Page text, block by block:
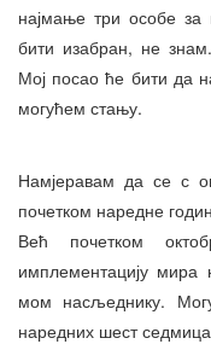
најмање три особе за
бити изабран, не
Мој посао ће бити да
могућем стању.
Намјеравам да се с
почетком наредне
Већ почетком
имплементацију
мом насљеднику.
наредних шест